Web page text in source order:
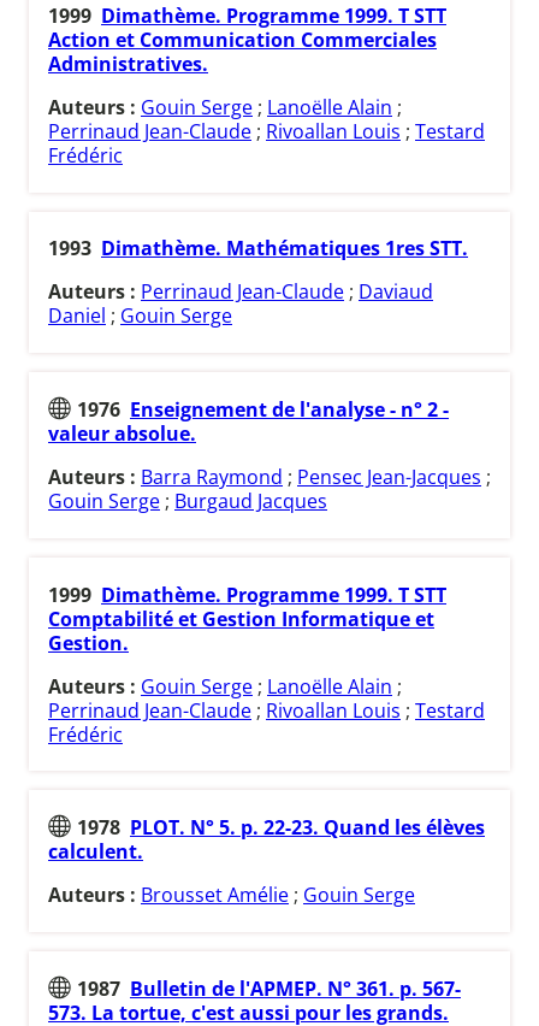
1999 Dimathème. Programme 1999. T STT
Action et Communication Commerciales
Administratives.
Auteurs : Gouin Serge ; Lanoëlle Alain ;
Perrinaud Jean-Claude ; Rivoallan Louis ; Testard
Frédéric
1993 Dimathème. Mathématiques 1res STT.
Auteurs : Perrinaud Jean-Claude; Daviaud
Daniel ; Gouin Serge
1976 Enseignement de l'analyse - n° 2 -
valeur absolue.
Auteurs : Barra Raymond ; Pensec Jean-Jacques ;
Gouin Serge ; Burgaud Jacques
1999 Dimathème. Programme 1999. T STT
Comptabilité et Gestion Informatique et
Gestion.
Auteurs : Gouin Serge ; Lanoëlle Alain ;
Perrinaud Jean-Claude ; Rivoallan Louis ; Testard
Frédéric
1978 PLOT. N° 5. p. 22-23. Quand les élèves
calculent.
Auteurs : Brousset Amélie ; Gouin Serge
1987 Bulletin de l'APMEP. N° 361. p. 567-
573. La tortue, c'est aussi pour les grands.